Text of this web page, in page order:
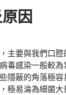
因
主要與我們口
毒感染一般較
隱蔽的角落極
極易淪為細菌